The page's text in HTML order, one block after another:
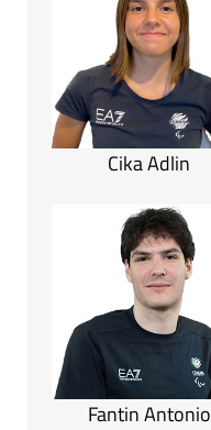
Cika Adlin
Fantin Antonio